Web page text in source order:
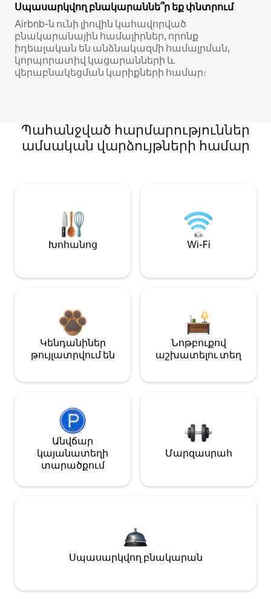
Սպասարկվող բնակարաննե՞ր եք փնտրում
Airbnb-ն ունի լիովին կահավորված
բնակարանային համալիրներ, որոնք
իդեալական են անձնակազմի համալրման,
կորպորատիվ կացարանների և
վերաբնակեցման կարիքների համար։
Պահանջված հարմարություններ
ամսական վարձույթների համար
Խոհանոց Wi-Fi
Կենդանիներ
թույլատրվում են
Նոթբուքով
աշխատելու տեղ
Անվճար
կայանատեղի
տարածքում
Մարզասրահ
Սպասարկվող բնակարան